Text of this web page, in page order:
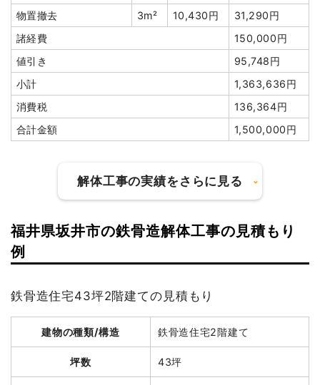
物置撤去
3m² 10,430円
31,290円
諸経費
150,000円
値引き
95,748円
小計
1,363,636円
消費税
136,364円
合計金額
1,500,000円
解体工事の実績をさらに見る
建物解体費用 246万150円
総額 352万円
福井県坂井市の鉄骨造解体工事の見積もり
例
鉄骨造住宅43坪2階建ての見積もり
建物の種類/構造 鉄骨造住宅2階建て
坪数 43坪